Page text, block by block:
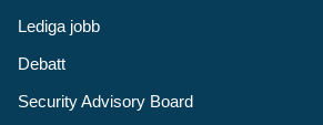
Lediga jobb
Debatt
Security Advisory Board